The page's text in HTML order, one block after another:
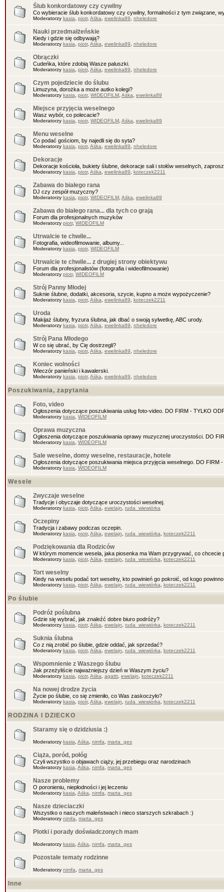
Ślub konkordatowy czy cywilny
Co wybieracie ślub konkordatowy czy cywilny, formalności z tym związane,
Moderatorzy kasia piotr, Aśka ewelinka89 nheledore
Nauki przedmałżeńskie
Kiedy i gdzie się odbywają?
Moderatorzy kasia piotr, Aśka ewelinka89 nheledore
Obrączki
Cudeńka, które zdobią Wasze paluszki.
Moderatorzy kasia piotr, Aśka ewelinka89 nheledore
Czym pojedziecie do ślubu
Limuzyna, dorożka a może autko kolegi?
Moderatorzy kasia piotr, WIDEOFILM Aśka ewelinka89
Miejsce przyjęcia weselnego
Wasz wybór, co polecacie?
Moderatorzy kasia piotr, WIDEOFILM Aśka ewelinka89
Menu weselne
Co podać gościom, by najedli się do syta?
Moderatorzy kasia piotr, Aśka ewelinka89 nheledore
Dekoracje
Dekoracje kościoła, bukiety ślubne, dekoracje sali i stołów weselnych,
Moderatorzy kasia piotr, Aśka ewelinka89 koteczek2211
Zabawa do białego rana
DJ czy zespół muzyczny?
Moderatorzy kasia piotr, WIDEOFILM Aśka ewelinka89
Zabawa do białego rana... dla tych co grają
Forum dla profesjonalnych muzyków
Moderatorzy piotr, WIDEOFILM
Utrwalcie te chwile...
Fotografia, wideofilmowanie, albumy...
Moderatorzy kasia piotr, WIDEOFILM
Utrwalcie te chwile... z drugiej strony obiektywu
Forum dla profesjonalistów (fotografia i wideofilmowanie)
Moderatorzy piotr, WIDEOFILM
Strój Panny Młodej
Suknie ślubne, dodatki, akcesoria, szycie, kupno a może wypożyczenie?
Moderatorzy kasia piotr, Aśka ewelinka89 koteczek2211
Uroda
Makijaż ślubny, fryzura ślubna, jak dbać o swoją sylwetkę, ABC urody.
Moderatorzy kasia piotr, Aśka ewelinka89 nheledore
Strój Pana Młodego
W co się ubrać, by Cię dostrzegli?
Moderatorzy kasia piotr, Aśka ewelinka89 nheledore
Koniec wolności
Wieczór panieński i kawalerski.
Moderatorzy kasia piotr, Aśka ewelinka89 nheledore
Poszukiwania, zapytania
Foto, video
Ogłoszenia dotyczące poszukiwania usług foto-video. DO FIRM - TYLKO
Moderatorzy kasia WIDEOFILM
Oprawa muzyczna
Ogłoszenia dotyczące poszukiwania oprawy muzycznej uroczystości. DO
Moderatorzy kasia WIDEOFILM
Sale weselne, domy weselne, restauracje, hotele
Ogłoszenia dotyczące poszukiwania miejsca przyjęcia weselnego. DO FIRM
Moderatorzy kasia WIDEOFILM
Wesele
Zwyczaje weselne
Tradycje i obyczaje dotyczące uroczystości weselnej.
Moderatorzy kasia piotr, Aśka ewelajn ruda_wiewiórka
Oczepiny
Tradycja i zabawy podczas oczepin.
Moderatorzy kasia piotr, Aśka ewelajn ruda_wiewiórka koteczek2211
Podziękowania dla Rodziców
W którym momencie wesela, jaka piosenka ma Wam przygrywać, co chcecie
Moderatorzy kasia piotr, Aśka ewelajn ruda_wiewiórka koteczek2211
Tort weselny
Kiedy na weselu podać tort weselny, kto powinień go pokroić, od kogo
Moderatorzy kasia piotr, Aśka ewelajn ruda_wiewiórka koteczek2211
Po ślubie
Podróż poślubna
Gdzie się wybrać, jak znaleźć dobre biuro podróży?
Moderatorzy kasia piotr, Aśka ewelajn ruda_wiewiórka koteczek2211
Suknia ślubna
Co z nią zrobić po ślubie, gdzie oddać, jak sprzedać?
Moderatorzy kasia piotr, Aśka ewelajn ruda_wiewiórka koteczek2211
Wspomnienie z Waszego ślubu
Jak przeżyliście najważniejszy dzień w Waszym życiu?
Moderatorzy kasia piotr, Aśka agattt ewelajn koteczek2211
Na nowej drodze życia
Życie po ślubie, co się zmieniło, co Was zaskoczyło?
Moderatorzy kasia piotr, Aśka ewelajn ruda_wiewiórka koteczek2211
RODZINA I DZIECKO
Staramy się o dzidziusia :)
Moderatorzy kasia Aśka nimfa marta_ges
Ciąża, poród, połóg
Czyli wszystko o objawach ciąży, jej przebiegu oraz narodzinach
Moderatorzy kasia Aśka nimfa marta_ges
Nasze problemy
O poronieniu, niepłodności i jej leczeniu
Moderatorzy kasia Aśka nimfa marta_ges
Nasze dzieciaczki
Wszystko o naszych maleństwach i nieco starszych szkrabach :)
Moderatorzy nimfa marta_ges
Plotki i porady doświadczonych mam
Moderatorzy kasia Aśka nimfa marta_ges
Pozostałe tematy rodzinne
Moderatorzy nimfa marta_ges
Inne